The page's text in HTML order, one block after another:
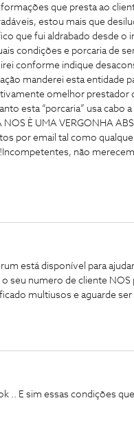
que presta ao
estou mais que
que fui aldrabado desde o
condições e porcaria de
conforme indique
manderei esta entidade
omelhor prestador
esta “porcaria” usa cabo
È UMA VERGONHA
por email tal como
não
está disponível para
o seu numero de cliente NOS
multiusos e aguarde
.. E sim essas condições